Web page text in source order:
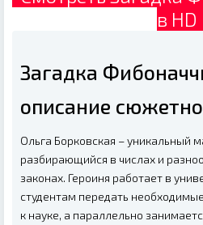
в HD
Загадка
описание
Ольга Борковская – уникальный
разбирающийся в числах и
законах. Героиня работает в
студентам передать
к науке, а параллельно